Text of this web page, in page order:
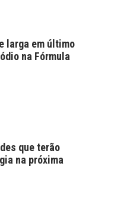
larga em último
na Fórmula
que terão
na próxima